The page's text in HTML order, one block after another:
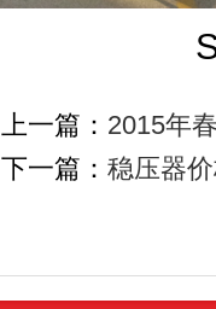
上一篇： 2015年
下一篇： 稳压器